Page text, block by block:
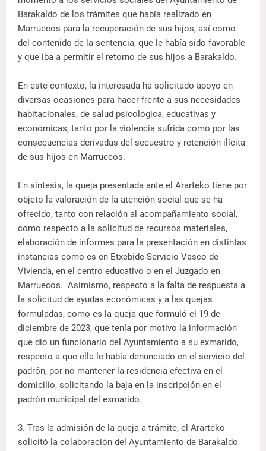
Barakaldo de los trámites que había realizado en
Marruecos para la recuperación de sus hijos, así como
del contenido de la sentencia, que le había sido favorable
y que iba a permitir el retorno de sus hijos a Barakaldo.
En este contexto, la interesada ha solicitado apoyo en
diversas ocasiones para hacer frente a sus necesidades
habitacionales, de salud psicológica, educativas y
económicas, tanto por la violencia sufrida como por las
consecuencias derivadas del secuestro y retención ilícita
de sus hijos en Marruecos.
En síntesis, la queja presentada ante el Ararteko tiene por
objeto la valoración de la atención social que se ha
ofrecido, tanto con relación al acompañamiento social,
como respecto a la solicitud de recursos materiales,
elaboración de informes para la presentación en distintas
instancias como es en Etxebide-Servicio Vasco de
Vivienda, en el centro educativo o en el Juzgado en
Marruecos. Asimismo, respecto a la falta de respuesta a
la solicitud de ayudas económicas y a las quejas
formuladas, como es la queja que formuló el 19 de
diciembre de 2023, que tenía por motivo la información
que dio un funcionario del Ayuntamiento a su exmarido,
respecto a que ella le había denunciado en el servicio del
padrón, por no mantener la residencia efectiva en el
domicilio, solicitando la baja en la inscripción en el
padrón municipal del exmarido.
3. Tras la admisión de la queja a trámite, el Ararteko
solicitó la colaboración del Ayuntamiento de Barakaldo